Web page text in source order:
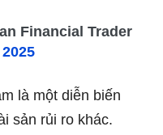
Financial Trader
là một diễn biến
sản rủi ro khác.